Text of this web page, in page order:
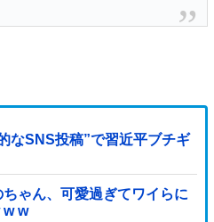
なSNS投稿”で習近平ブチギ
ちゃん、可愛過ぎてワイらに
w w